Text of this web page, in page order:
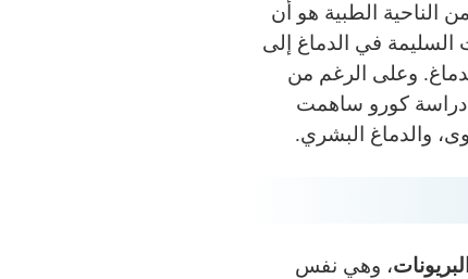
الناحية الطبية هو أن
السليمة في الدماغ إلى
وعلى الرغم من
دراسة كورو ساهمت
والدماغ البشري.
، وهي نفس